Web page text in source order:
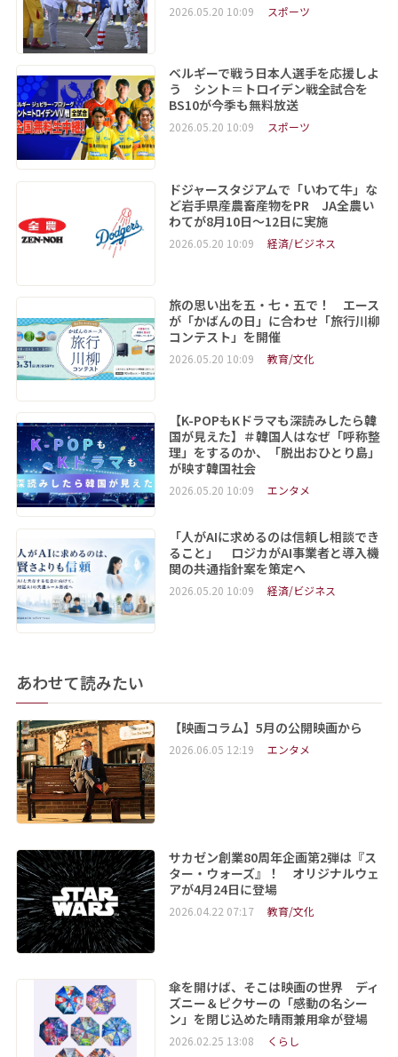
2026.05.20 10:09 スポーツ
ベルギーで戦う日本人選手を応援しよ
う シント＝トロイデン戦全試合を
BS10が今季も無料放送
2026.05.20 10:09 スポーツ
ドジャースタジアムで「いわて牛」な
ど岩手県産農畜産物をPR JA全農い
わてが8月10日～12日に実施
2026.05.20 10:09 経済/ビジネス
旅の思い出を五・七・五で！ エース
が「かばんの日」に合わせ「旅行川柳
コンテスト」を開催
2026.05.20 10:09 教育/文化
【K-POPもKドラマも深読みしたら韓
国が見えた】＃韓国人はなぜ「呼称整
理」をするのか、「脱出おひとり島」
が映す韓国社会
2026.05.20 10:09 エンタメ
「人がAIに求めるのは信頼し相談でき
ること」 ロジカがAI事業者と導入機
関の共通指針案を策定へ
2026.05.20 10:09 経済/ビジネス
あわせて読みたい
【映画コラム】5月の公開映画から
2026.06.05 12:19 エンタメ
サカゼン創業80周年企画第2弾は『ス
ター・ウォーズ』！ オリジナルウェ
アが4月24日に登場
2026.04.22 07:17 教育/文化
傘を開けば、そこは映画の世界 ディ
ズニー＆ピクサーの「感動の名シー
ン」を閉じ込めた晴雨兼用傘が登場
2026.02.25 13:08 くらし